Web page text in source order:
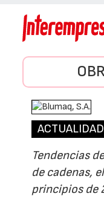
ACTUALIDAD
Tendencias
de cadenas,
principios de